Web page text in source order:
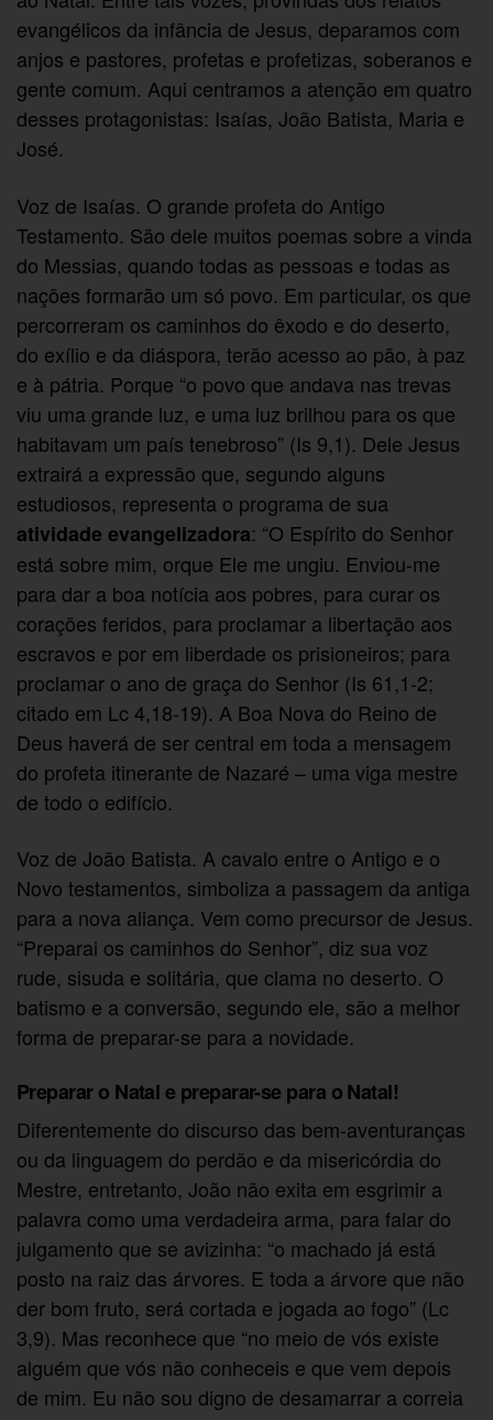
evangélicos da infância de Jesus, deparamos com
anjos e pastores, profetas e profetizas, soberanos e
gente comum. Aqui centramos a atenção em quatro
desses protagonistas: Isaías, João Batista, Maria e
José.
Voz de Isaías. O grande profeta do Antigo
Testamento. São dele muitos poemas sobre a vinda
do Messias, quando todas as pessoas e todas as
nações formarão um só povo. Em particular, os que
percorreram os caminhos do êxodo e do deserto,
do exílio e da diáspora, terão acesso ao pão, à paz
e à pátria. Porque “o povo que andava nas trevas
viu uma grande luz, e uma luz brilhou para os que
habitavam um país tenebroso” (Is 9,1). Dele Jesus
extrairá a expressão que, segundo alguns
estudiosos, representa o programa de sua
atividade evangelizadora: “O Espírito do Senhor
está sobre mim, orque Ele me ungiu. Enviou-me
para dar a boa notícia aos pobres, para curar os
corações feridos, para proclamar a libertação aos
escravos e por em liberdade os prisioneiros; para
proclamar o ano de graça do Senhor (Is 61,1-2;
citado em Lc 4,18-19). A Boa Nova do Reino de
Deus haverá de ser central em toda a mensagem
do profeta itinerante de Nazaré – uma viga mestre
de todo o edifício.
Voz de João Batista. A cavalo entre o Antigo e o
Novo testamentos, simboliza a passagem da antiga
para a nova aliança. Vem como precursor de Jesus.
“Preparai os caminhos do Senhor”, diz sua voz
rude, sisuda e solitária, que clama no deserto. O
batismo e a conversão, segundo ele, são a melhor
forma de preparar-se para a novidade.
Preparar o Natal e preparar-se para o Natal!
Diferentemente do discurso das bem-aventuranças
ou da linguagem do perdão e da misericórdia do
Mestre, entretanto, João não exita em esgrimir a
palavra como uma verdadeira arma, para falar do
julgamento que se avizinha: “o machado já está
posto na raiz das árvores. E toda a árvore que não
der bom fruto, será cortada e jogada ao fogo” (Lc
3,9). Mas reconhece que “no meio de vós existe
alguém que vós não conheceis e que vem depois
de mim. Eu não sou digno de desamarrar a correia